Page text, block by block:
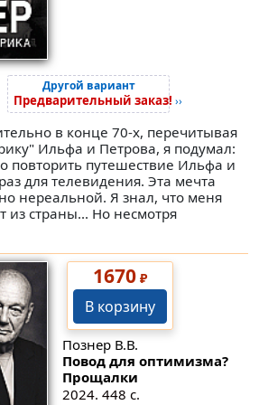
Другой вариант
Предварительный заказ! ››
в конце 70-х, перечитывая
Ильфа и Петрова, я подумал:
повторить путешествие Ильфа и
для телевидения. Эта мечта
нереальной. Я знал, что меня
из страны... Но несмотря
1670₽
В корзину
Познер В.В.
Повод для оптимизма?
Прощалки
2024. 448 с.